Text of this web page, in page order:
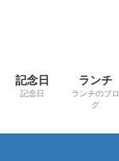
記念日
記念日
ランチ
ランチのブロ
グ